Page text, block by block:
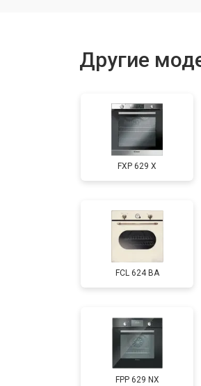
Другие
FXP 629 X
FCL 624 BA
FPP 629 NX